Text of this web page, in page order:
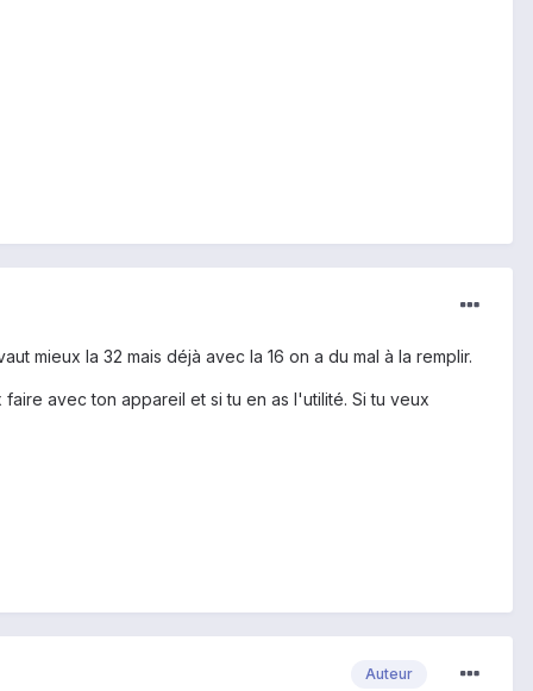
mieux la 32 mais déjà avec la 16 on a du mal à la remplir.
avec ton appareil et si tu en as l'utilité. Si tu veux
Auteur